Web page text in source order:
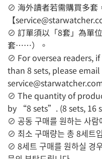
⊘ 海外讀者若需購買多套
【
⊘ 訂單須以「8套」為單
套……）。
⊘ For oversea readers,
than 8 sets, please
⊘ The quantity of
by “8 sets”. (8 sets, 16
⊘ 공동 구매를 원하는 사람
⊘ 최소 구매량는 총 8세트
⊘ 8세트 구매를 원하실 경